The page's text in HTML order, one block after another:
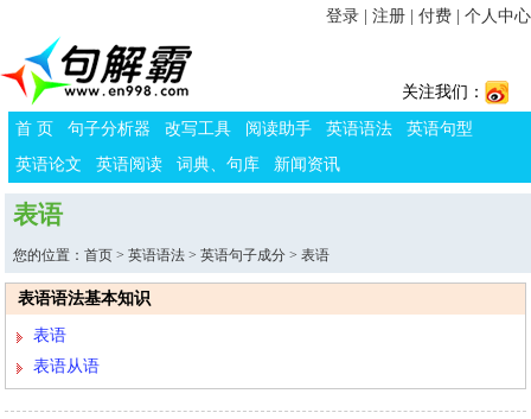
登录 注册 付费 个人中心
关注我们：
首 页 句子分析器 改写工具 阅读助手 英语语法
英语句型
英语论文
英语阅读 词典、句库 新闻资讯
表语
您的位置：首页 >英语语法 >英语句子成分 > 表语
表语语法基本知识
表语
表语从语